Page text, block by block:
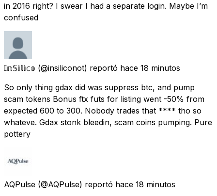
in 2016 right? I swear I had a separate login. Maybe I’m
confused
𝕀𝕟𝕊𝕚𝕝𝕚𝕔𝕠 (@insiliconot) reportó hace 18 minutos
So only thing gdax did was suppress btc, and pump
scam tokens Bonus ftx futs for listing went -50% from
expected 600 to 300. Nobody trades that **** tho so
whateve. Gdax stonk bleedin, scam coins pumping. Pure
pottery
AQPulse (@AQPulse) reportó hace 18 minutos